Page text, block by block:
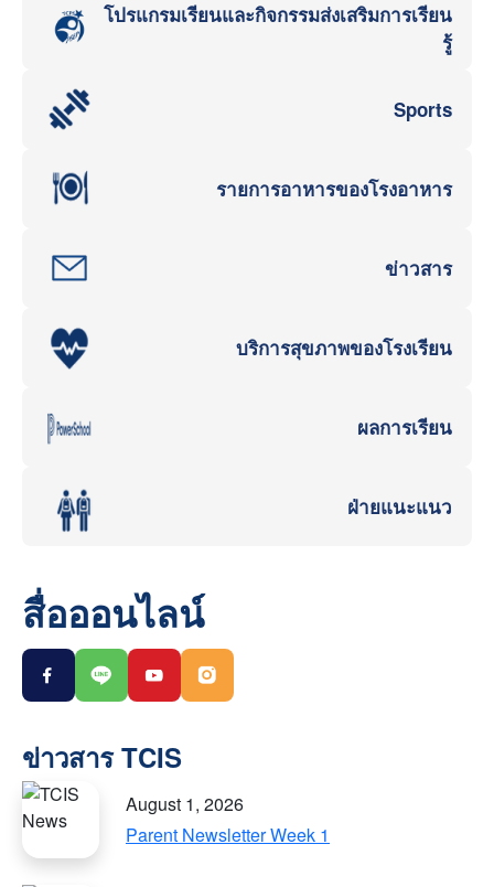
โปรแกรมเรียนและกิจกรรมส่งเสริมการเรียน
รู้
Sports
รายการอาหารของโรงอาหาร
ข่าวสาร
บริการสุขภาพของโรงเรียน
ผลการเรียน
ฝ่ายแนะแนว
สื่อออนไลน์
August 1, 2026
Parent Newsletter Week 1